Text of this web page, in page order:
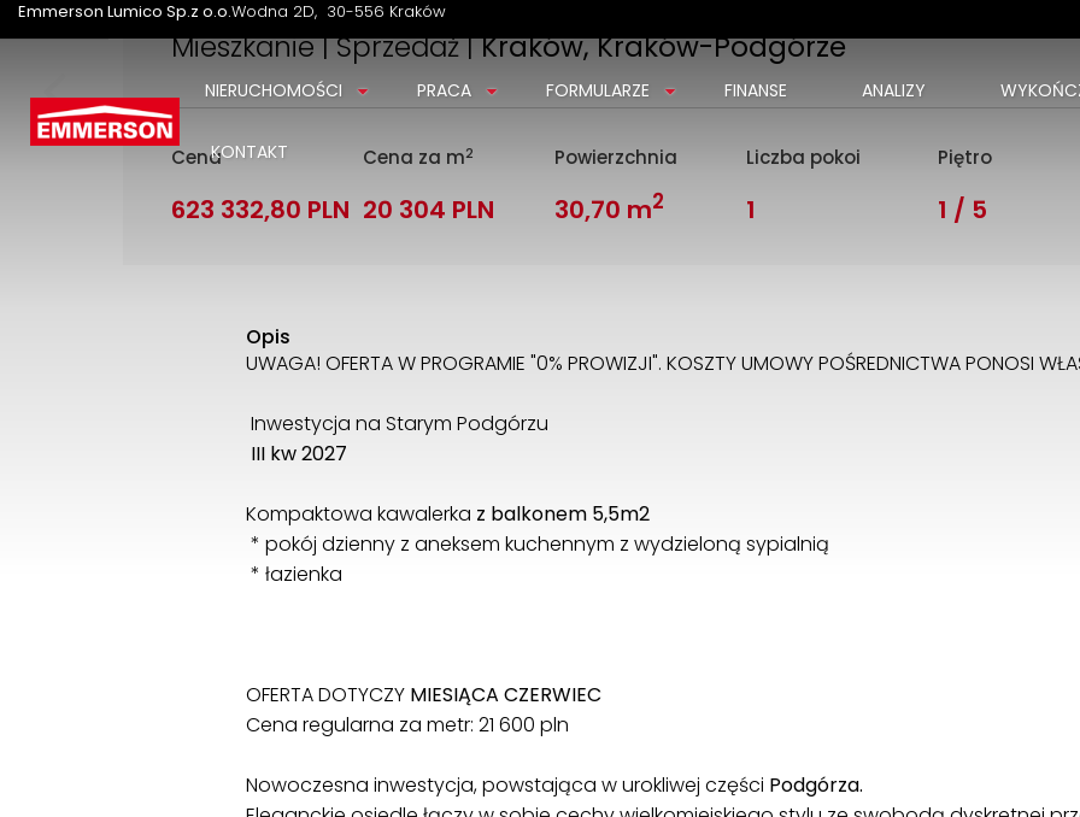
Emmerson Lumico Sp.z o.o.Wodna 2D 30-556 Kraków
NIERUCHOMOŚCI PRACA FORMULARZE FINANSE ANALIZY
KONTAKT
Mieszkanie | Sprzedaż |Kraków, Kraków-Podgórze
Cena
623 332,80 PLN
Cena za m2
20 304 PLN
Powierzchnia
30,70 m2
Liczba pokoi
1
Piętro
1 / 5
Opis
UWAGA! OFERTA W PROGRAMIE "0% PROWIZJI". KOSZTY UMOWY POŚREDNICTWA PONOSI
Inwestycja na Starym Podgórzu
III kw 2027
Kompaktowa kawalerka z balkonem 5,5m2
* pokój dzienny z aneksem kuchennym z wydzieloną sypialnią
* łazienka
OFERTA DOTYCZY MIESIĄCA CZERWIEC
Cena regularna za metr: 21 600 pln
Nowoczesna inwestycja, powstająca w urokliwej części Podgórza.